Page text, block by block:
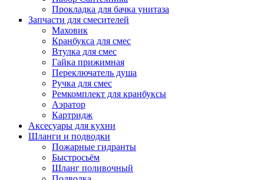
Прокладка для бачка унитаза
Запчасти для смесителей
Маховик
Кранбукса для смес
Втулка для смес
Гайка прижимная
Переключатель душа
Ручка для смес
Ремкомплект для кранбуксы
Аэратор
Картридж
Аксесуары для кухни
Шланги и подводки
Пожарные гидранты
Быстросьём
Шланг поливочный